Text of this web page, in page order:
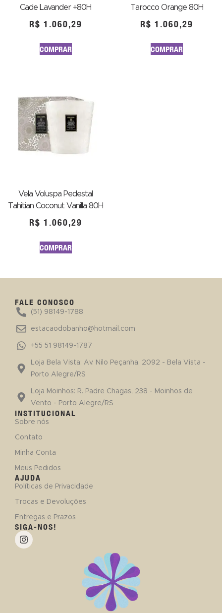
Cade Lavander +80H
R$ 1.060,29
COMPRAR
Tarocco Orange 80H
R$ 1.060,29
COMPRAR
Vela Voluspa Pedestal
Tahitian Coconut Vanilla 80H
R$ 1.060,29
COMPRAR
FALE CONOSCO
(51) 98149-1788
estacaodobanho@hotmail.com
+55 51 98149-1787
Loja Bela Vista: Av. Nilo Peçanha, 2092 - Bela Vista -
Porto Alegre/RS
Loja Moinhos: R. Padre Chagas, 238 - Moinhos de
Vento - Porto Alegre/RS
INSTITUCIONAL
Sobre nós
Contato
Minha Conta
Meus Pedidos
AJUDA
Políticas de Privacidade
Trocas e Devoluções
Entregas e Prazos
SIGA-NOS!